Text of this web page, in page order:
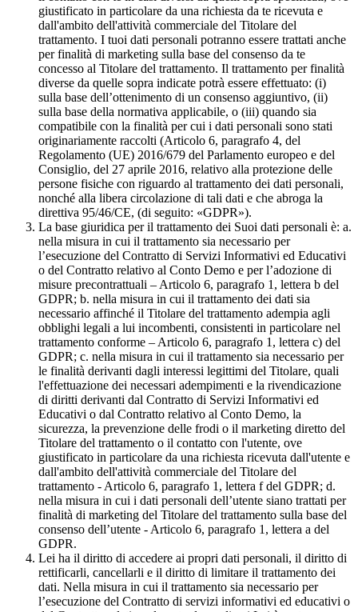
giustificato in particolare da una richiesta da te ricevuta e
dall'ambito dell'attività commerciale del Titolare del
trattamento. I tuoi dati personali potranno essere trattati anche
per finalità di marketing sulla base del consenso da te
concesso al Titolare del trattamento. Il trattamento per finalità
diverse da quelle sopra indicate potrà essere effettuato: (i)
sulla base dell’ottenimento di un consenso aggiuntivo, (ii)
sulla base della normativa applicabile, o (iii) quando sia
compatibile con la finalità per cui i dati personali sono stati
originariamente raccolti (Articolo 6, paragrafo 4, del
Regolamento (UE) 2016/679 del Parlamento europeo e del
Consiglio, del 27 aprile 2016, relativo alla protezione delle
persone fisiche con riguardo al trattamento dei dati personali,
nonché alla libera circolazione di tali dati e che abroga la
direttiva 95/46/CE, (di seguito: «GDPR»).
La base giuridica per il trattamento dei Suoi dati personali è: a.
nella misura in cui il trattamento sia necessario per
l’esecuzione del Contratto di Servizi Informativi ed Educativi
o del Contratto relativo al Conto Demo e per l’adozione di
misure precontrattuali – Articolo 6, paragrafo 1, lettera b del
GDPR; b. nella misura in cui il trattamento dei dati sia
necessario affinché il Titolare del trattamento adempia agli
obblighi legali a lui incombenti, consistenti in particolare nel
trattamento conforme – Articolo 6, paragrafo 1, lettera c) del
GDPR; c. nella misura in cui il trattamento sia necessario per
le finalità derivanti dagli interessi legittimi del Titolare, quali
l'effettuazione dei necessari adempimenti e la rivendicazione
di diritti derivanti dal Contratto di Servizi Informativi ed
Educativi o dal Contratto relativo al Conto Demo, la
sicurezza, la prevenzione delle frodi o il marketing diretto del
Titolare del trattamento o il contatto con l'utente, ove
giustificato in particolare da una richiesta ricevuta dall'utente e
dall'ambito dell'attività commerciale del Titolare del
trattamento - Articolo 6, paragrafo 1, lettera f del GDPR; d.
nella misura in cui i dati personali dell’utente siano trattati per
finalità di marketing del Titolare del trattamento sulla base del
consenso dell’utente - Articolo 6, paragrafo 1, lettera a del
GDPR.
Lei ha il diritto di accedere ai propri dati personali, il diritto di
rettificarli, cancellarli e il diritto di limitare il trattamento dei
dati. Nella misura in cui il trattamento sia necessario per
l’esecuzione del Contratto di servizi informativi ed educativi o